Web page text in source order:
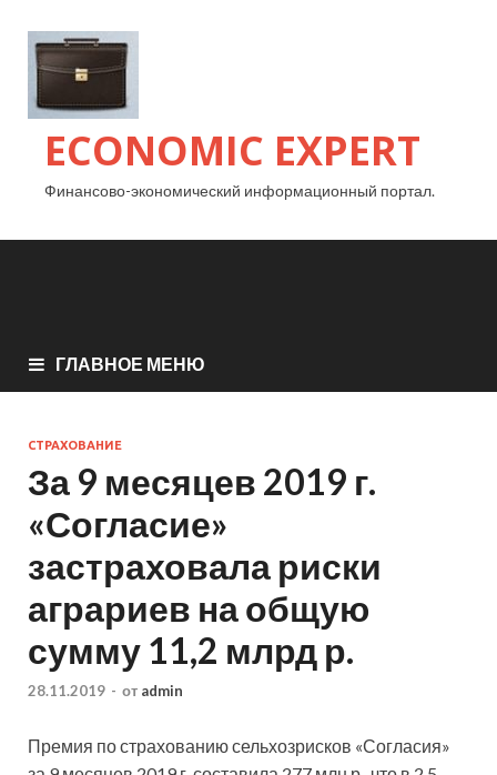
ECONOMIC EXPERT
Финансово-экономический информационный портал.
ГЛАВНОЕ МЕНЮ
СТРАХОВАНИЕ
За 9 месяцев 2019 г.
«Согласие»
застраховала риски
аграриев на общую
сумму 11,2 млрд р.
28.11.2019 - от admin
Премия по страхованию сельхозрисков «Согласия»